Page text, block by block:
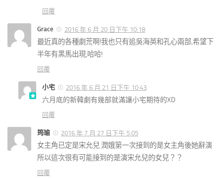
回覆
Grace 2016 年 6 月 20 日下午 10:18
最近真的各種劇荒啊!我也只有追吳海英和孔心兩部,希望下
半年有黑馬出現,哈哈!
回覆
小宅 2016 年 6 月 21 日下午 10:43
六月底的新韓劇有幾部就滿讓小宅期待的XD
回覆
筠瑜 2016 年 7 月 27 日下午 5:05
女主角已定是宋允兒 潤娥第一次接到的是女主角後她辭演
所以這次很有可能接到的是演宋允兒的女兒？？
回覆